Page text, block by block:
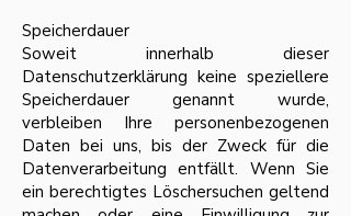
Speicherdauer
Soweit innerhalb dieser
Datenschutzerklärung keine speziellere
Speicherdauer genannt wurde,
verbleiben Ihre personenbezogenen
Daten bei uns, bis der Zweck für die
Datenverarbeitung entfällt. Wenn Sie
ein berechtigtes Löschersuchen geltend